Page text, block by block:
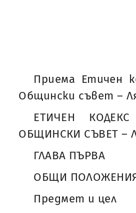
Приема Етичен
Общински съвет –
ЕТИЧЕН
ОБЩИНСКИ СЪВЕТ –
ГЛАВА ПЪРВА
ОБЩИ
Предмет и цел